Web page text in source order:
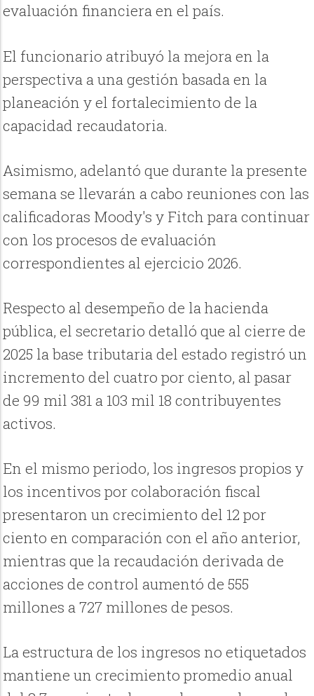
evaluación financiera en el país.
El funcionario atribuyó la mejora en la
perspectiva a una gestión basada en la
planeación y el fortalecimiento de la
capacidad recaudatoria.
Asimismo, adelantó que durante la presente
semana se llevarán a cabo reuniones con las
calificadoras Moody's y Fitch para continuar
con los procesos de evaluación
correspondientes al ejercicio 2026.
Respecto al desempeño de la hacienda
pública, el secretario detalló que al cierre de
2025 la base tributaria del estado registró un
incremento del cuatro por ciento, al pasar
de 99 mil 381 a 103 mil 18 contribuyentes
activos.
En el mismo periodo, los ingresos propios y
los incentivos por colaboración fiscal
presentaron un crecimiento del 12 por
ciento en comparación con el año anterior,
mientras que la recaudación derivada de
acciones de control aumentó de 555
millones a 727 millones de pesos.
La estructura de los ingresos no etiquetados
mantiene un crecimiento promedio anual